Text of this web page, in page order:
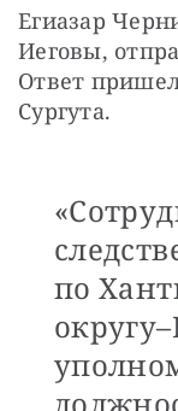
Егиазар
Иеговы,
Ответ
Сургута.
по